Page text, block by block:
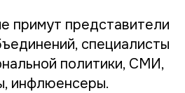
примут представители
специалисты
политики, СМИ,
инфлюенсеры.